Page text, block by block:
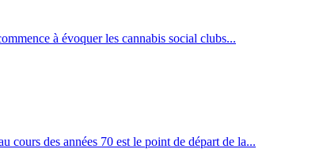
à évoquer les cannabis social clubs...
cours des années 70 est le point de départ de la...